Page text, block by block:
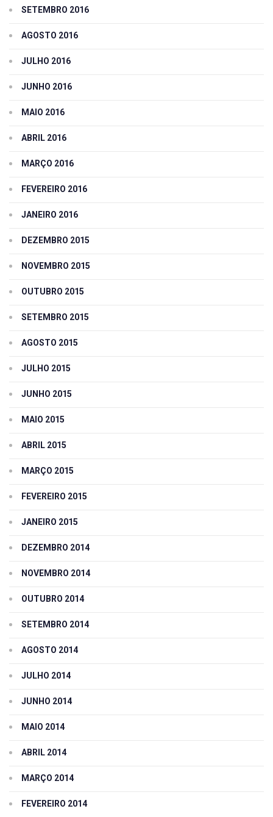
SETEMBRO 2016
AGOSTO 2016
JULHO 2016
JUNHO 2016
MAIO 2016
ABRIL 2016
MARÇO 2016
FEVEREIRO 2016
JANEIRO 2016
DEZEMBRO 2015
NOVEMBRO 2015
OUTUBRO 2015
SETEMBRO 2015
AGOSTO 2015
JULHO 2015
JUNHO 2015
MAIO 2015
ABRIL 2015
MARÇO 2015
FEVEREIRO 2015
JANEIRO 2015
DEZEMBRO 2014
NOVEMBRO 2014
OUTUBRO 2014
SETEMBRO 2014
AGOSTO 2014
JULHO 2014
JUNHO 2014
MAIO 2014
ABRIL 2014
MARÇO 2014
FEVEREIRO 2014